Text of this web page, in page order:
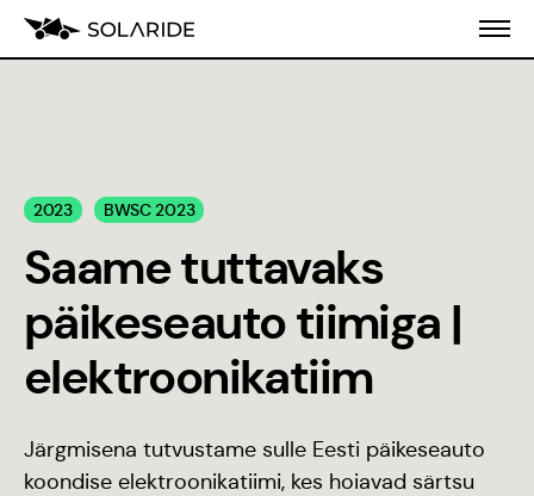
Koolitusprogramm
Blogi
Inseneeria
populariseerimine
2023 BWSC 2023
Saame tuttavaks
päikeseauto tiimiga |
elektroonikatiim
Järgmisena tutvustame sulle Eesti päikeseauto
koondise elektroonikatiimi, kes hoiavad särtsu